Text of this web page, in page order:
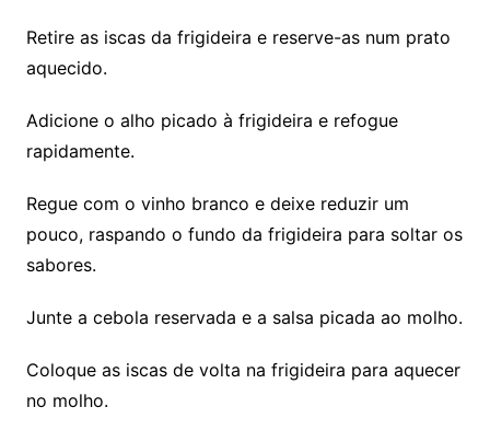
Retire as iscas da frigideira e reserve-as num prato
aquecido.
Adicione o alho picado à frigideira e refogue
rapidamente.
Regue com o vinho branco e deixe reduzir um
pouco, raspando o fundo da frigideira para soltar os
sabores.
Junte a cebola reservada e a salsa picada ao molho.
Coloque as iscas de volta na frigideira para aquecer
no molho.